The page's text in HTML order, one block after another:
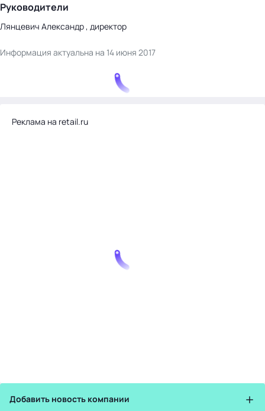
Руководители
Лянцевич Александр , директор
Информация актуальна на 14 июня 2017
Реклама на retail.ru
Добавить новость компании